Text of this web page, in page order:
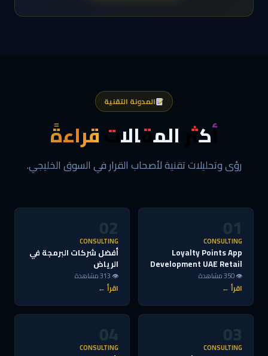
المدونة التقنية
أكثر المقالات قراءةً
رؤى وتحليلات تقنية لأصحاب القرار في السوق الخليجي.
01
CONSULTING
Loyalty Points App
Development UAE Retail
👁 350 مشاهدة
اقرأ ←
02
CONSULTING
أفضل شركات البرمجة في
الرياض
👁 313 مشاهدة
اقرأ ←
03
CONSULTING
04
CONSULTING